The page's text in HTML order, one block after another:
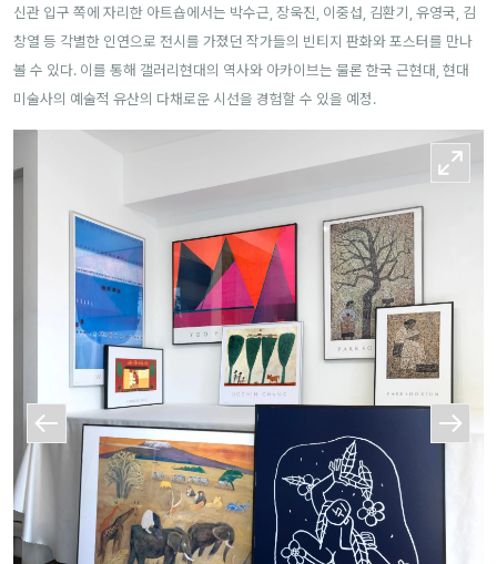
신관 입구 쪽에 자리한 아트숍에서는 박수근, 장욱진, 이중섭, 김환기, 유영국, 김
창열 등 각별한 인연으로 전시를 가졌던 작가들의 빈티지 판화와 포스터를 만나
볼 수 있다. 이를 통해 갤러리현대의 역사와 아카이브는 물론 한국 근현대, 현대
미술사의 예술적 유산의 다채로운 시선을 경험할 수 있을 예정.